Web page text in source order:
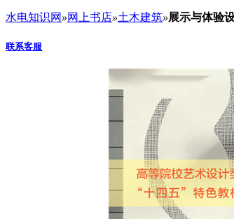
水电知识网 »网上书店»土木建筑»展示与体验
联系客服